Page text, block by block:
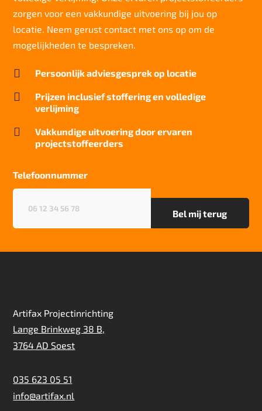
Slijtvastheid NF EN 1307
klasse 33 LC2 + Rolstoel A
Thermische weerstand
Geluidsisolatie
25dB
Brandwerend
Kwaliteitslabel GUT
Particulier gebruik
Sterk
Project gebruik
zorgen voor een vakkundige uitvoering bij jou op
locatie. Neem gerust contact met ons op om de
mogelijkheden te bespreken.
 Persoonlijk adviesgesprek op locatie

Prijzen inclusief stoffering en volledige
verlijming

Vakkundige uitvoering door ervaren
projectstoffeerders
Telefoonnummer
Artifax Projectinrichting
Lange Brinkweg 38 B,
3764 AD Soest
035 623 05 51
info@artifax.nl